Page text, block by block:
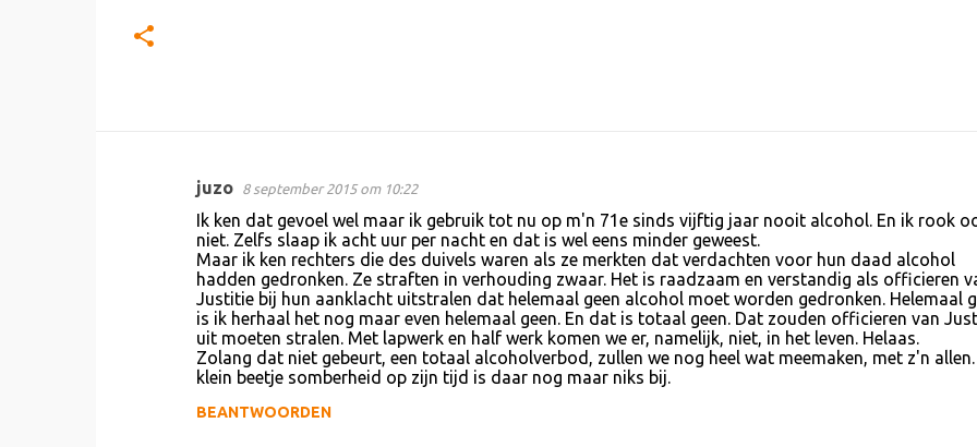
juzo 8 september 2015 om 10:22
Ik ken dat gevoel wel maar ik gebruik tot nu op m'n 71e sinds vijftig jaar nooit alcohol. En ik rook
niet. Zelfs slaap ik acht uur per nacht en dat is wel eens minder geweest.
Maar ik ken rechters die des duivels waren als ze merkten dat verdachten voor hun daad alcohol
hadden gedronken. Ze straften in verhouding zwaar. Het is raadzaam en verstandig als officieren
Justitie bij hun aanklacht uitstralen dat helemaal geen alcohol moet worden gedronken. Helemaal
is ik herhaal het nog maar even helemaal geen. En dat is totaal geen. Dat zouden officieren van
uit moeten stralen. Met lapwerk en half werk komen we er, namelijk, niet, in het leven. Helaas.
Zolang dat niet gebeurt, een totaal alcoholverbod, zullen we nog heel wat meemaken, met z'n allen.
klein beetje somberheid op zijn tijd is daar nog maar niks bij.
BEANTWOORDEN